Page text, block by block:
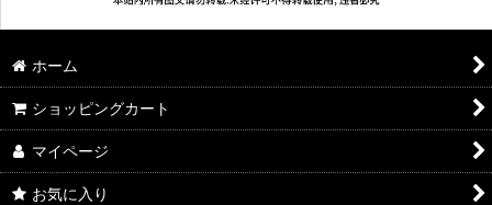
ホーム
ショッピングカート
マイページ
お気に入り